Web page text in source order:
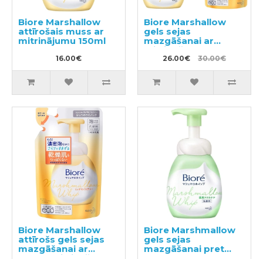
Biore Marshallow
attīrošais muss ar
mitrinājumu 150ml
16.00€
Biore Marshallow
gels sejas
mazgāšanai ar
mitrinošo efektu
150ml + pildviela
130ml
26.00€ 30.00€
Biore Marshallow
attīrošs gels sejas
mazgāšanai ar
Biore Marshmallow
gels sejas
mazgāšanai pret